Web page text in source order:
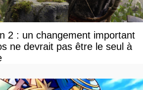
2 : un changement important
ne devrait pas être le seul à